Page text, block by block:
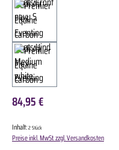
84,95 €
Inhalt:2 Stück
Preise inkl. MwSt. zzgl. Versandkosten